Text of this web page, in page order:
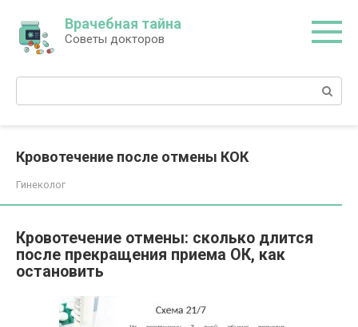
контенту
Врачебная тайна
Советы докторов
Поиск:
Кровотечение после отмены КОК
Гинеколог
Кровотечение отмены: сколько длится
после прекращения приема ОК, как
остановить